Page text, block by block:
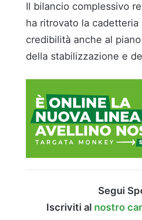
Il bilancio complessivo
ha ritrovato la
credibilità anche al
della stabilizzazione e
Segui
Iscriviti al nostro